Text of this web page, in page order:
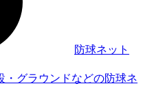
防球ネット
・グラウンドなどの防球ネ